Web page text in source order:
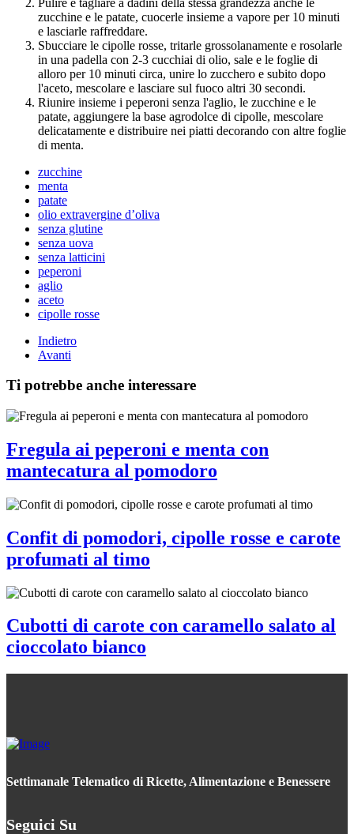
zucchine e le patate, cuocerle insieme a vapore per 10 minuti
e lasciarle raffreddare.
Sbucciare le cipolle rosse, tritarle grossolanamente e rosolarle
in una padella con 2-3 cucchiai di olio, sale e le foglie di
alloro per 10 minuti circa, unire lo zucchero e subito dopo
l'aceto, mescolare e lasciare sul fuoco altri 30 secondi.
Riunire insieme i peperoni senza l'aglio, le zucchine e le
patate, aggiungere la base agrodolce di cipolle, mescolare
delicatamente e distribuire nei piatti decorando con altre foglie
di menta.
zucchine
menta
patate
olio extravergine d’oliva
senza glutine
senza uova
senza latticini
peperoni
aglio
aceto
cipolle rosse
Indietro
Avanti
Ti potrebbe anche interessare
Fregula ai peperoni e menta con
mantecatura al pomodoro
Confit di pomodori, cipolle rosse e carote
profumati al timo
Cubotti di carote con caramello salato al
cioccolato bianco
Settimanale Telematico di Ricette, Alimentazione e Benessere
Seguici Su